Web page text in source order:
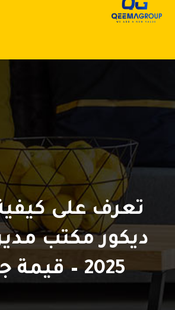
تعرف على
ديكور مكتب
2025 – قيمة جروب